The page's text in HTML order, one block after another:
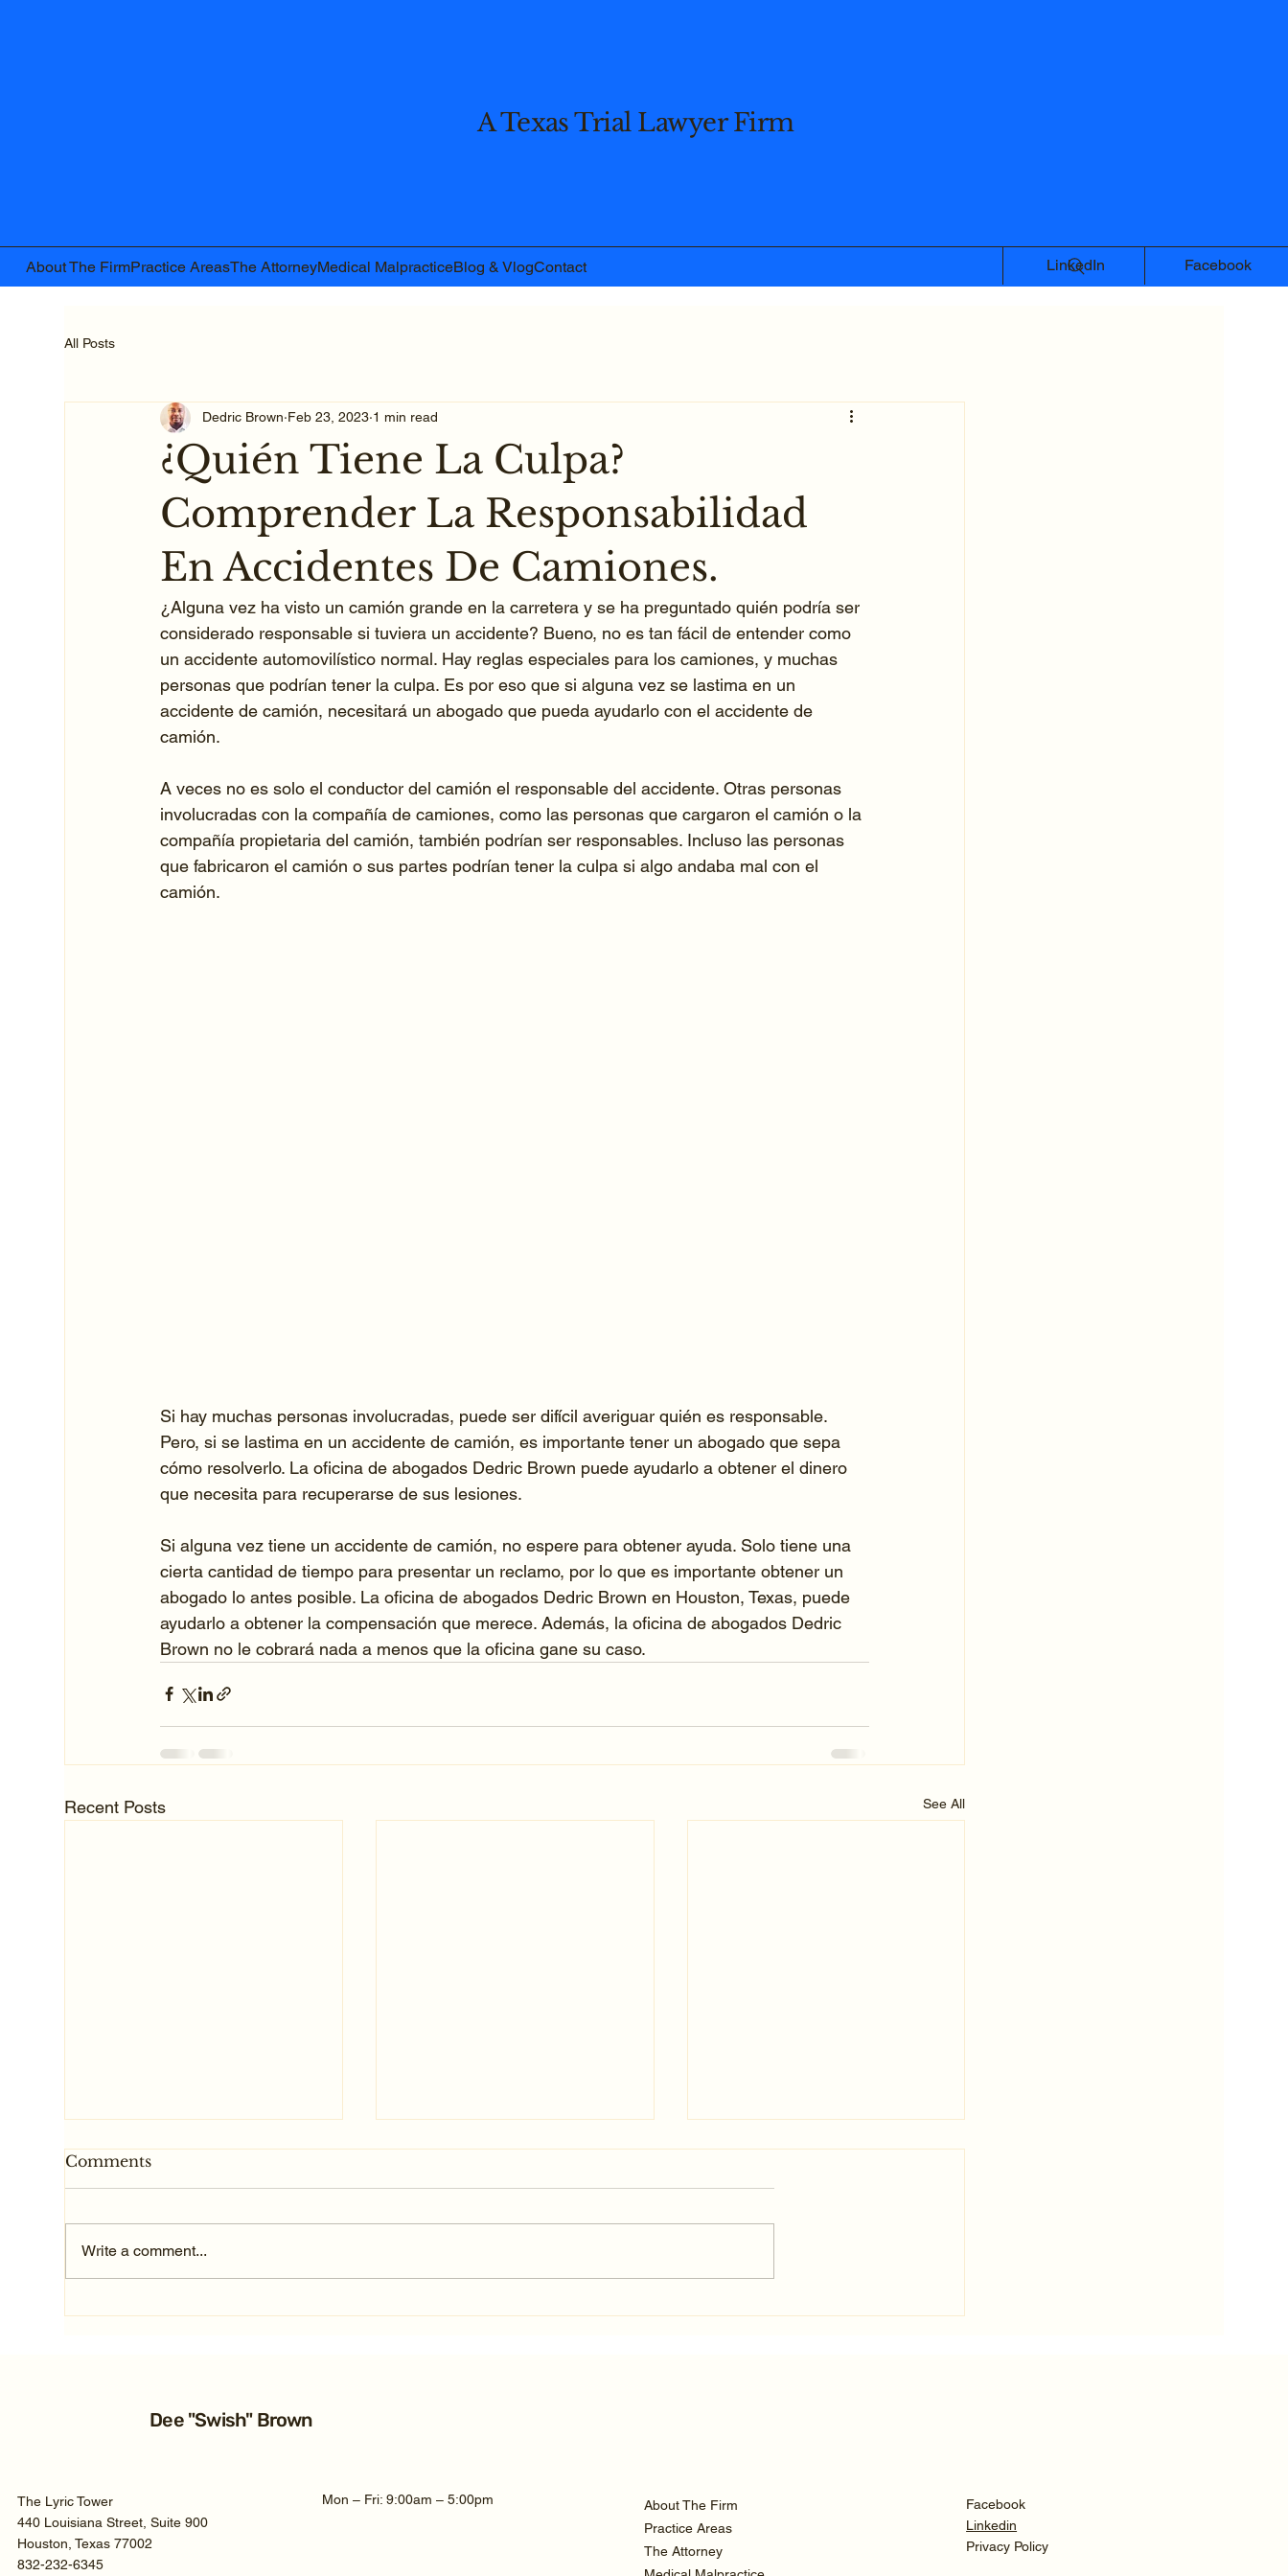
A Texas Trial Lawyer Firm
About The FirmPractice AreasThe AttorneyMedical MalpracticeBlog & VlogContact LinkedIn Facebook
All Posts
¿Quién Tiene La Culpa?
Comprender La Responsabilidad
En Accidentes De Camiones.
Dedric Brown Feb 23, 2023 1 min read
¿Alguna vez ha visto un camión grande en la carretera y se ha preguntado quién podría ser
considerado responsable si tuviera un accidente? Bueno, no es tan fácil de entender como
un accidente automovilístico normal. Hay reglas especiales para los camiones, y muchas
personas que podrían tener la culpa. Es por eso que si alguna vez se lastima en un
accidente de camión, necesitará un abogado que pueda ayudarlo con el accidente de
camión.
A veces no es solo el conductor del camión el responsable del accidente. Otras personas
involucradas con la compañía de camiones, como las personas que cargaron el camión o la
compañía propietaria del camión, también podrían ser responsables. Incluso las personas
que fabricaron el camión o sus partes podrían tener la culpa si algo andaba mal con el
camión.
Si hay muchas personas involucradas, puede ser difícil averiguar quién es responsable.
Pero, si se lastima en un accidente de camión, es importante tener un abogado que sepa
cómo resolverlo. La oficina de abogados Dedric Brown puede ayudarlo a obtener el dinero
que necesita para recuperarse de sus lesiones.
Si alguna vez tiene un accidente de camión, no espere para obtener ayuda. Solo tiene una
cierta cantidad de tiempo para presentar un reclamo, por lo que es importante obtener un
abogado lo antes posible. La oficina de abogados Dedric Brown en Houston, Texas, puede
ayudarlo a obtener la compensación que merece. Además, la oficina de abogados Dedric
Brown no le cobrará nada a menos que la oficina gane su caso.
Recent Posts See All
Comments
Write a comment...
Dee "Swish" Brown
The Lyric Tower
440 Louisiana Street, Suite 900
Houston, Texas 77002
832-232-6345
Mon – Fri: 9:00am – 5:00pm
About The Firm
Practice Areas
The Attorney
Facebook
Linkedin
Privacy Policy